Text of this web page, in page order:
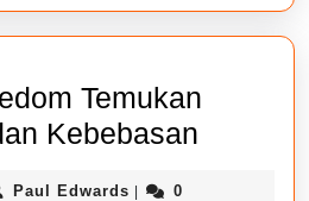
Temukan
Kebebasan
Paul Edwards Paul 0